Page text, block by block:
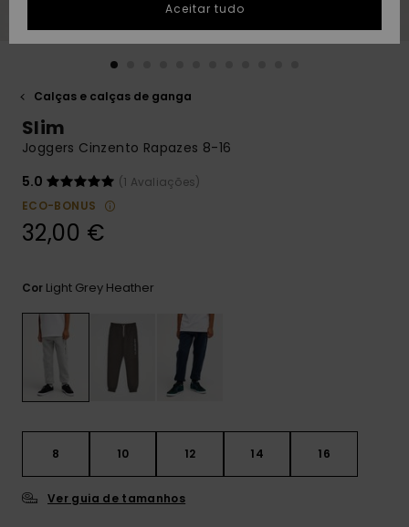
conversa para
obteres a
resposta mais
Encontra
respostas
para as
contacto.
Consultar
as FAQ
PRESENTE
DESEJO
Calças e calças de ganga
Slim
Joggers Cinzento Rapazes 8-16
5.0
(1 Avaliações)
ECO-BONUS
32,00 €
Cor Light Grey Heather
8 10 12 14 16
Ver guia de tamanhos
Aceitar tudo